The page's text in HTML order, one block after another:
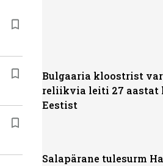
Bulgaaria kloostrist
reliikvia leiti 27 aastat
Eestist
Salapärane tulesurm